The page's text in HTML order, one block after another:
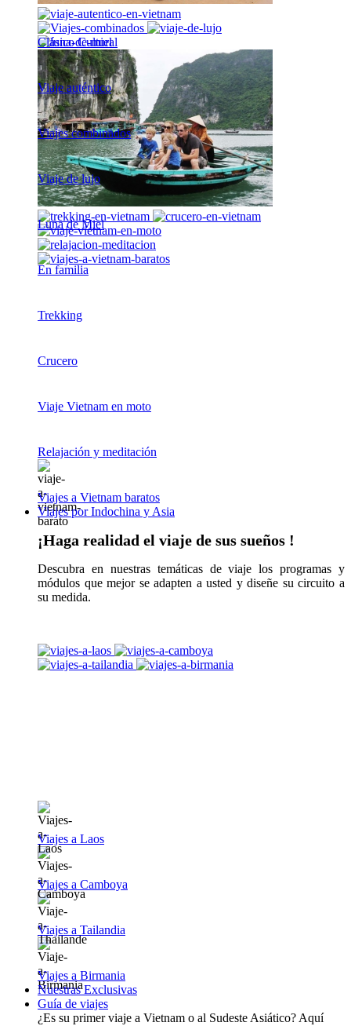
Clásico Cultural
Viaje auténtico
Viajes combinados
Viaje de lujo
Luna de Miel
En familia
Trekking
Crucero
Viaje Vietnam en moto
Relajación y meditación
Viajes a Vietnam baratos
Viajes por Indochina y Asia
¡Haga realidad el viaje de sus sueños !
Descubra en nuestras temáticas de viaje los programas y
módulos que mejor se adapten a usted y diseñe su circuito a
su medida.
Viajes a Laos
Viajes a Camboya
Viajes a Tailandia
Viajes a Birmania
Nuestras Exclusivas
Guía de viajes
¿Es su primer viaje a Vietnam o al Sudeste Asiático? Aquí